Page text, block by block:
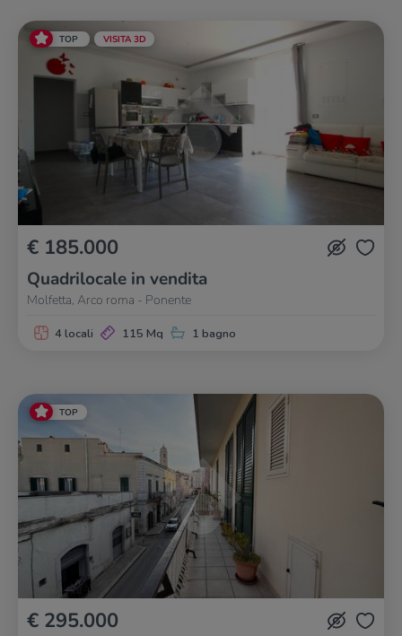
TOP VISITA 3D
€ 185.000
Quadrilocale in vendita
Molfetta, Arco roma - Ponente
4 locali 115 Mq 1 bagno
TOP
€ 295.000